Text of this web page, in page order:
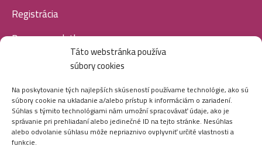
Táto webstránka používa
súbory cookies
Na poskytovanie tých najlepších skúseností používame technológie, ako sú
súbory cookie na ukladanie a/alebo prístup k informáciám o zariadení.
Súhlas s týmito technológiami nám umožní spracovávať údaje, ako je
správanie pri prehliadaní alebo jedinečné ID na tejto stránke. Nesúhlas
alebo odvolanie súhlasu môže nepriaznivo ovplyvniť určité vlastnosti a
funkcie.
Registrácia
Doprava a platba
SOCIÁLNE SIETE